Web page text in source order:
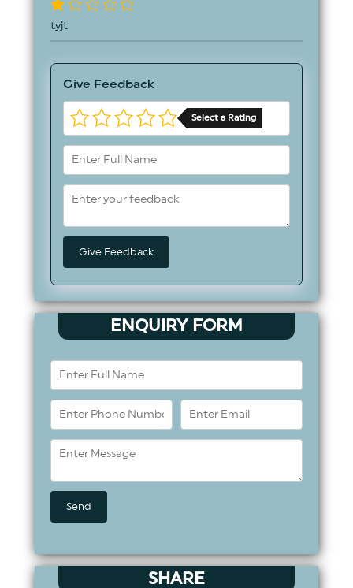
tyjt
Give Feedback
Select a Rating
ENQUIRY FORM
SHARE